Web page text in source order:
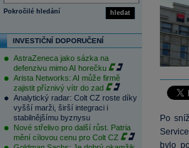
hledat
Pokročilé hledání
INVESTIČNÍ DOPORUČENÍ
AstraZeneca jako sázka na
defenzivu mimo AI horečku
Arista Networks: AI může firmě
zajistit příznivý vítr do zad
Analytický radar: Colt CZ roste díky
vyšší marži, širší integraci i
stabilnějšímu byznysu
Nové střelivo pro další růst. Patria
mění cílovou cenu pro Colt CZ
Po
bylo